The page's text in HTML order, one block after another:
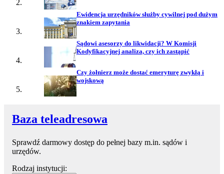
Ewidencja urzędników służby cywilnej pod dużym
znakiem zapytania
Sądowi asesorzy do likwidacji? W Komisji
Kodyfikacyjnej analiza, czy ich zastąpić
Czy żołnierz może dostać emeryturę zwykłą i
wojskową
Baza teleadresowa
Sprawdź darmowy dostęp do pełnej bazy m.in. sądów i
urzędów.
Rodzaj instytucji: